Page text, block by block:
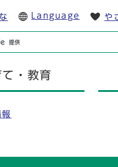
Language や
・教育